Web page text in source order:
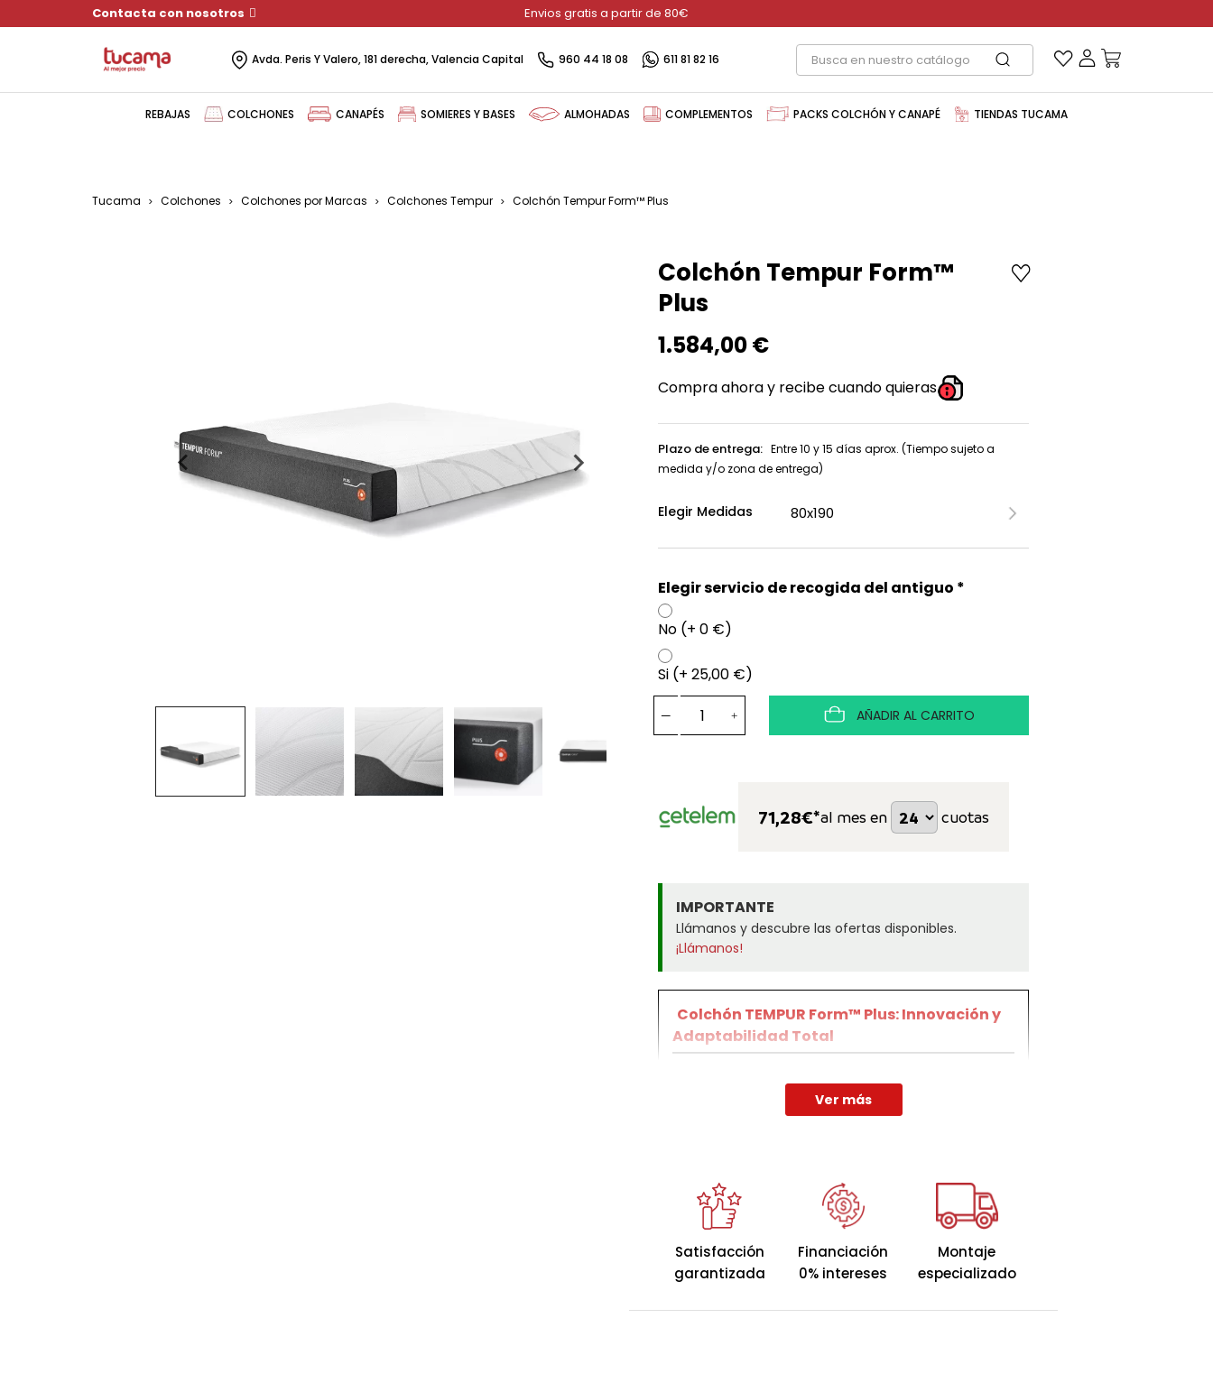
Contacta con nosotros Envios gratis a partir de 80€
Avda. Peris Y Valero, 181 derecha, Valencia Capital 960 44 18 08 611 81 82 16
REBAJAS COLCHONES CANAPÉS SOMIERES Y BASES ALMOHADAS COMPLEMENTOS PACKS COLCHÓN Y CANAPÉ TIENDAS TUCAMA
Tucama Colchones Colchones por Marcas Colchones Tempur Colchón Tempur Form™️ Plus
Colchón Tempur Form™️
Plus
1.584,00 €
Compra ahora y recibe cuando quieras
Plazo de entrega: Entre 10 y 15 días aprox. (Tiempo sujeto a
medida y/o zona de entrega)
Elegir Medidas
Elegir servicio de recogida del antiguo *
No (+ 0 €)
Si (+ 25,00 €)
AÑADIR AL CARRITO
71,28€*al mes en cuotas
IMPORTANTE
Llámanos y descubre las ofertas disponibles.
¡Llámanos!
Colchón TEMPUR Form™ Plus: Innovación y
Adaptabilidad Total
icónico colchón TEMPUR, ahora mejorado para
ofrecer una mayor adaptabilidad y comodidad
de la tecnología de la NASA, que se adapta
perfectamente al peso, forma y temperatura
corporal, brindando un alivio óptimo de presión y un
soporte incomparable para un descanso sin
interrupciones.
Ver más
Satisfacción
garantizada
Financiación
0% intereses
Montaje
especializado